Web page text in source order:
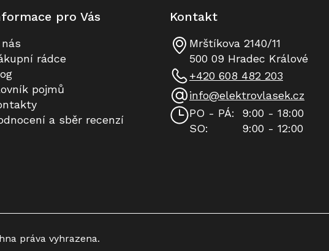
ý
p
i
s
pro Vás
rádce
pojmů
a sběr recenzí
Kontakt
Mrštíkova 2140/11
500 09 Hradec Králové
PO - PÁ:
9:00 - 18:00
SO:
9:00 - 12:00
info@elektrovlasek.cz
+420 608 482 203
práva vyhrazena.